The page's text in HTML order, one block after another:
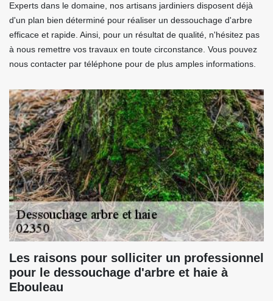
Experts dans le domaine, nos artisans jardiniers disposent déjà
d'un plan bien déterminé pour réaliser un dessouchage d'arbre
efficace et rapide. Ainsi, pour un résultat de qualité, n'hésitez pas
à nous remettre vos travaux en toute circonstance. Vous pouvez
nous contacter par téléphone pour de plus amples informations.
Les raisons pour solliciter un professionnel
pour le dessouchage d'arbre et haie à
Ebouleau